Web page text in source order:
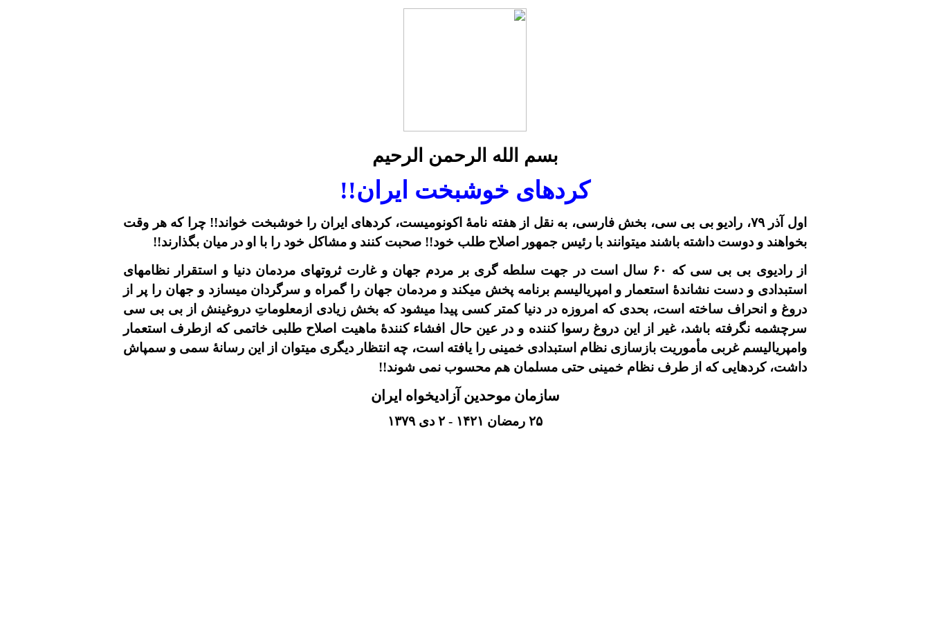
بسم الله الرحمن الرحیم
کردهاى خوشبخت ايران!!
اول آذر ٧٩، راديو بى بى سى، بخش فارسى، به نقل از هفته نامۀ اکونوميست، کردهاى ايران را خوشبخت خواند!! چرا که هر وقت
بخواهند و دوست داشته باشند ميتوانند با رئيس جمهور اصلاح طلب خود!! صحبت کنند و مشاکل خود را با او در ميان بگذارند!!
از راديوى بى بى سى که ۶۰ سال است در جهت سلطه گرى بر مردم جهان و غارت ثروتهاى مردمان دنيا و استقرار نظامهاى
استبدادى و دست نشاندۀ استعمار و امپرياليسم برنامه پخش ميکند و مردمان جهان را گمراه و سرگردان ميسازد و جهان را پر از
دروغ و انحراف ساخته است، بحدى که امروزه در دنيا کمتر کسى پيدا ميشود که بخش زيادى ازمعلوماتِ دروغينش از بى بى سى
سرچشمه نگرفته باشد، غير از اين دروغ رسوا کننده و در عين حال افشاء کنندۀ ماهيت اصلاح طلبى خاتمى که ازطرف استعمار
وامپرياليسم غربى مأموريت بازسازى نظام استبدادى خمينى را يافته است، چه انتظار ديگرى ميتوان از اين رسانۀ سمى و سمپاش
داشت، کردهايى که از طرف نظام خمينى حتى مسلمان هم محسوب نمى شوند!!
سازمان موحدين آزاديخواه ايران
۲۵ رمضان ۱۴۲۱ - ۲ دی ۱۳۷۹